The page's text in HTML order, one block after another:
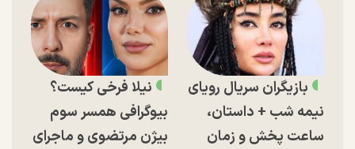
بازیگران سریال رویای
نیمه شب + داستان،
ساعت پخش و زمان
نیلا فرخی کیست؟
بیوگرافی همسر سوم
بیژن مرتضوی و ماجرای